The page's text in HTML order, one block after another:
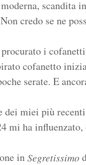
scandita
credo se ne
i
cofanetto
serate. E
dei miei più
mi ha
inSegretissimo